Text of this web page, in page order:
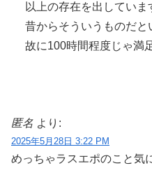
以上の存在を出していま
昔からそういうものだと
故に100時間程度じゃ満
匿名 より:
2025年5月28日 3:22 PM
めっちゃラスエポのこと気